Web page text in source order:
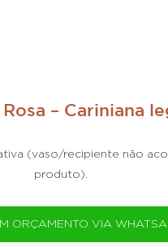
– Cariniana
(vaso/recipiente não
produto).
ORÇAMENTO VIA